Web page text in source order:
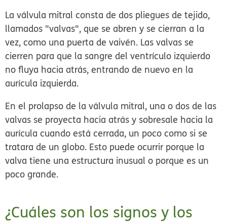
La válvula mitral consta de dos pliegues de tejido,
llamados "valvas", que se abren y se cierran a la
vez, como una puerta de vaivén. Las valvas se
cierren para que la sangre del ventrículo izquierdo
no fluya hacia atrás, entrando de nuevo en la
aurícula izquierda.
En el prolapso de la válvula mitral, una o dos de las
valvas se proyecta hacia atrás y sobresale hacia la
aurícula cuando está cerrada, un poco como si se
tratara de un globo. Esto puede ocurrir porque la
valva tiene una estructura inusual o porque es un
poco grande.
¿Cuáles son los signos y los